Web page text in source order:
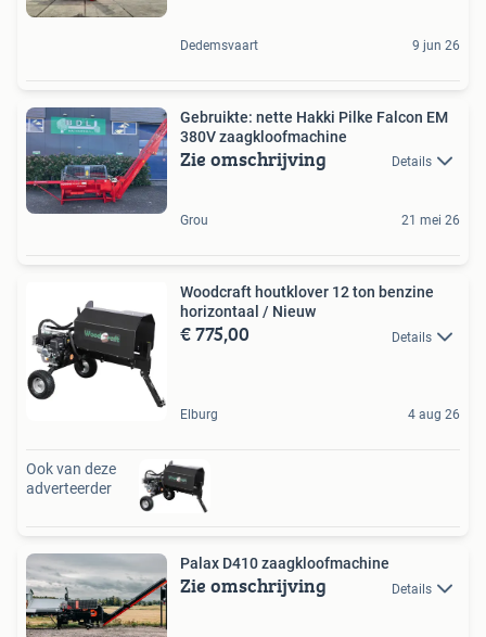
Dedemsvaart 9 jun 26
Gebruikte: nette Hakki Pilke Falcon EM
380V zaagkloofmachine
Zie omschrijving Details
Grou 21 mei 26
Woodcraft houtklover 12 ton benzine
horizontaal / Nieuw
€ 775,00 Details
Elburg 4 aug 26
Ook van deze
adverteerder
Palax D410 zaagkloofmachine
Zie omschrijving Details